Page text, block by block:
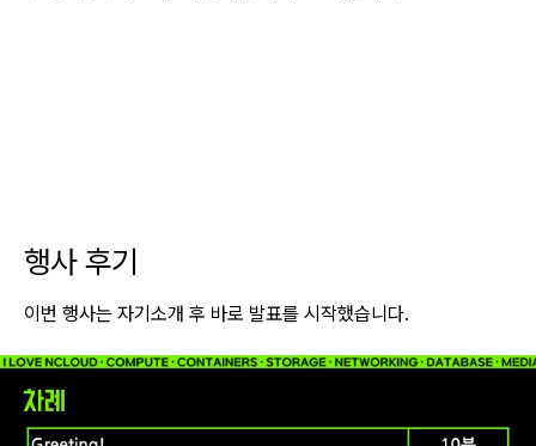
행사 후기
이번 행사는 자기소개 후 바로 발표를 시작했습니다.